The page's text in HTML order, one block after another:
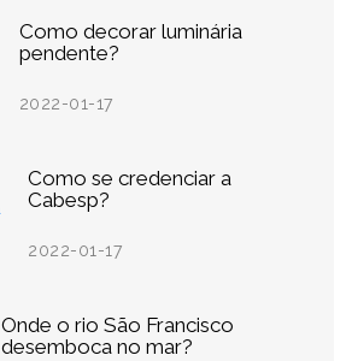
Como decorar luminária
pendente?
2022-01-17
Como se credenciar a
Cabesp?
2022-01-17
Onde o rio São Francisco
desemboca no mar?